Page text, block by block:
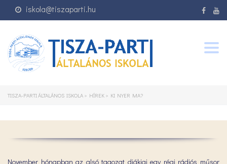
iskola@tiszaparti.hu
TISZA-PARTI ÁLTALÁNOS ISKOLA > HÍREK > KI NYER MA?
November hónapban az alsó tagozat diákjai egy régi rádiós műsor